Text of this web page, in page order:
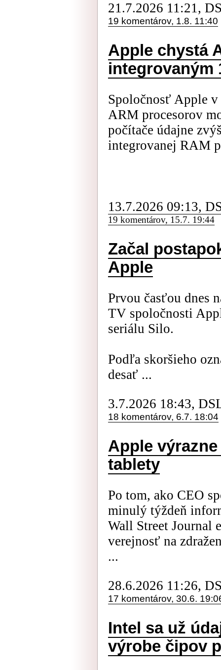
21.7.2026 11:21,
19 komentárov, 1.8. 11:40
Apple chystá
integrovaným
Spoločnosť Apple
ARM procesorov
počítače údajne
integrovanej RAM
13.7.2026 09:13,
19 komentárov, 15.7. 19:44
Začal
Apple
Prvou časťou dnes
TV spoločnosti
seriálu Silo.
Podľa skoršieho
desať ...
3.7.2026 18:43,
18 komentárov, 6.7. 18:04
Apple
tablety
Po tom, ako CEO
minulý týždeň
Wall Street Journal
verejnosť na
...
28.6.2026 11:26,
17 komentárov, 30.6.
Intel sa už
výrobe čipov